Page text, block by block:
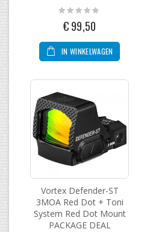
Rating:
€ 99,50
IN WINKELWAGEN
Vortex Defender-ST
3MOA Red Dot + Toni
System Red Dot Mount
PACKAGE DEAL